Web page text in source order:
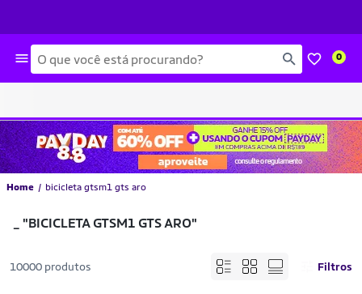
Busca 0
Home bicicleta gtsm1 gts aro
"BICICLETA GTSM1 GTS ARO"
10000 produtos Filtros